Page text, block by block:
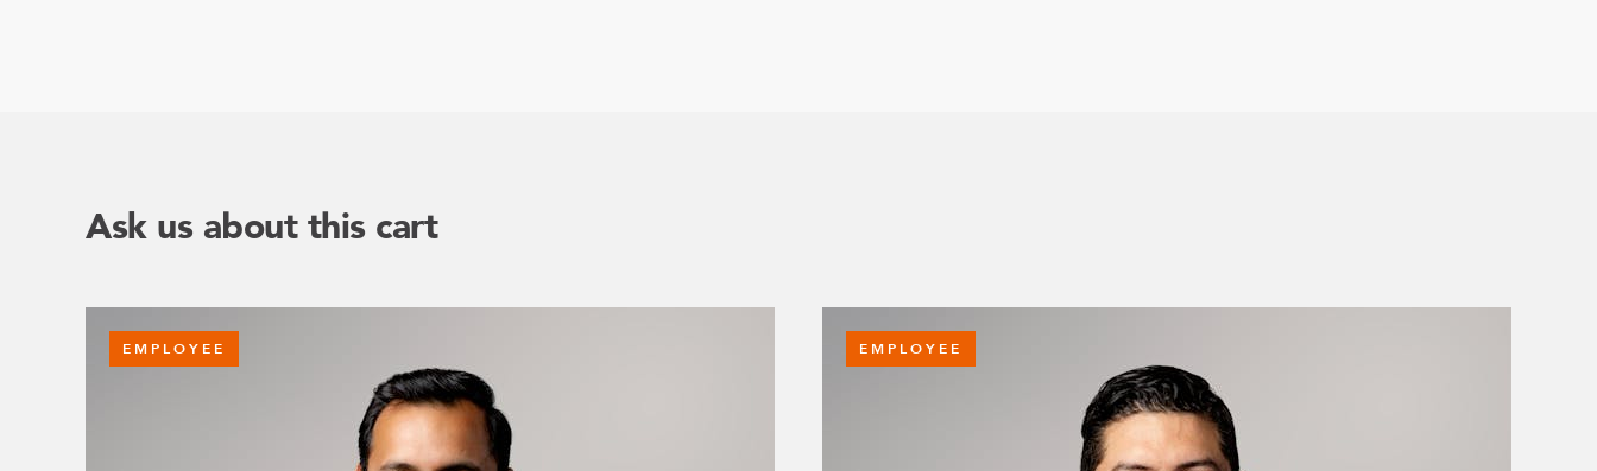
Ask us about this cart
EMPLOYEE EMPLOYEE